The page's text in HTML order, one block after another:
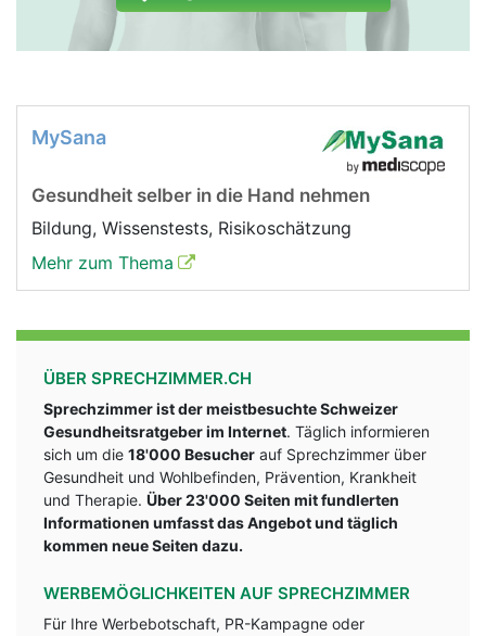
MySana
Gesundheit selber in die Hand nehmen
Bildung, Wissenstests, Risikoschätzung
Mehr zum Thema
ÜBER SPRECHZIMMER.CH
Sprechzimmer ist der meistbesuchte Schweizer
Gesundheitsratgeber im Internet. Täglich informieren
sich um die 18'000 Besucher auf Sprechzimmer über
Gesundheit und Wohlbefinden, Prävention, Krankheit
und Therapie. Über 23'000 Seiten mit fundlerten
Informationen umfasst das Angebot und täglich
kommen neue Seiten dazu.
WERBEMÖGLICHKEITEN AUF SPRECHZIMMER
Für Ihre Werbebotschaft, PR-Kampagne oder